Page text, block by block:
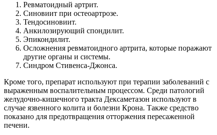
Ревматоидный артрит.
Синовиит при остеоартрозе.
Тендосиновиит.
Анкилозирующий спондилит.
Эпикондилит.
Осложнения ревматоидного артрита, которые поражают
другие органы и системы.
Синдром Стивенса-Джонса.
Кроме того, препарат используют при терапии заболеваний с
выраженным воспалительным процессом. Среди патологий
желудочно-кишечного тракта Дексаметазон используют в
случае язвенного колита и болезни Крона. Также средство
показано для предотвращения отторжения пересаженной
печени.